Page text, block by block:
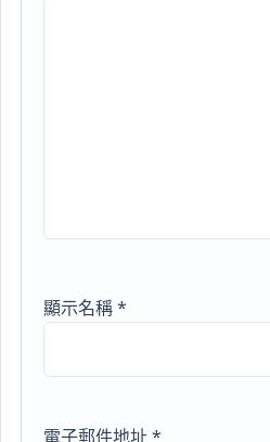
顯示名稱*
電子郵件地址*